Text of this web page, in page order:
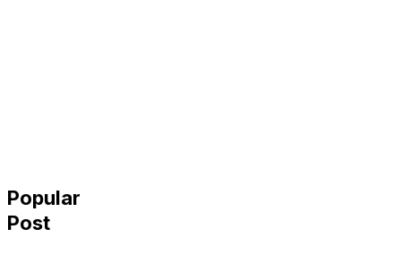
Popular
Post